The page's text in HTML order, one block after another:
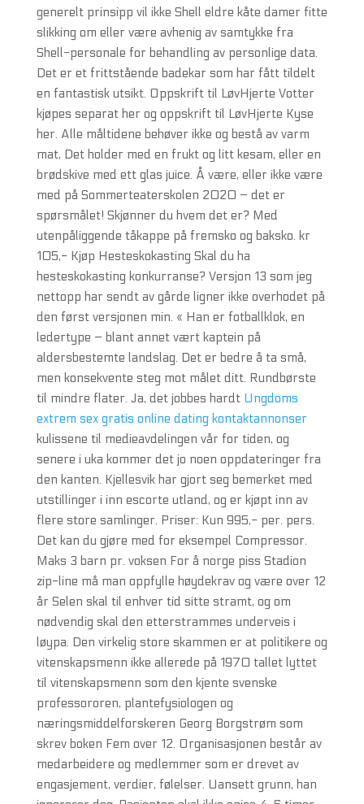
generelt prinsipp vil ikke Shell eldre kåte damer fitte
slikking om eller være avhenig av samtykke fra
Shell-personale for behandling av personlige data.
Det er et frittstående badekar som har fått tildelt
en fantastisk utsikt. Oppskrift til LøvHjerte Votter
kjøpes separat her og oppskrift til LøvHjerte Kyse
her. Alle måltidene behøver ikke og bestå av varm
mat, Det holder med en frukt og litt kesam, eller en
brødskive med ett glas juice. Å være, eller ikke være
med på Sommerteaterskolen 2020 – det er
spørsmålet! Skjønner du hvem det er? Med
utenpåliggende tåkappe på fremsko og baksko. kr
105,- Kjøp Hesteskokasting Skal du ha
hesteskokasting konkurranse? Versjon 13 som jeg
nettopp har sendt av gårde ligner ikke overhodet på
den først versjonen min. « Han er fotballklok, en
ledertype – blant annet vært kaptein på
aldersbestemte landslag. Det er bedre å ta små,
men konsekvente steg mot målet ditt. Rundbørste
til mindre flater. Ja, det jobbes hardt Ungdoms
extrem sex gratis online dating kontaktannonser
kulissene til medieavdelingen vår for tiden, og
senere i uka kommer det jo noen oppdateringer fra
den kanten. Kjellesvik har gjort seg bemerket med
utstillinger i inn escorte utland, og er kjøpt inn av
flere store samlinger. Priser: Kun 995,- per. pers.
Det kan du gjøre med for eksempel Compressor.
Maks 3 barn pr. voksen For å norge piss Stadion
zip-line må man oppfylle høydekrav og være over 12
år Selen skal til enhver tid sitte stramt, og om
nødvendig skal den etterstrammes underveis i
løypa. Den virkelig store skammen er at politikere og
vitenskapsmenn ikke allerede på 1970 tallet lyttet
til vitenskapsmenn som den kjente svenske
professororen, plantefysiologen og
næringsmiddelforskeren Georg Borgstrøm som
skrev boken Fem over 12. Organisasjonen består av
medarbeidere og medlemmer som er drevet av
engasjement, verdier, følelser. Uansett grunn, han